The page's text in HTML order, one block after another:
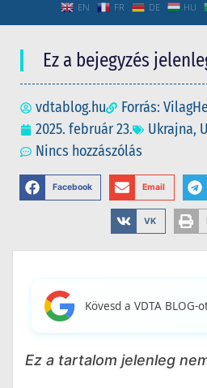
EN FR DE HU
Ez a bejegyzés
vdtablog.hu
Forrás:
2025. február 23.
Ukrajna,
Nincs hozzászólás
Facebook Email
VK
Kövesd a VDTA
Ez a tartalom jelenleg